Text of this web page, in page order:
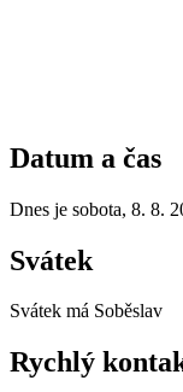
Datum a čas
Dnes je sobota, 8. 8.
Svátek
Svátek má Soběslav
Rychlý